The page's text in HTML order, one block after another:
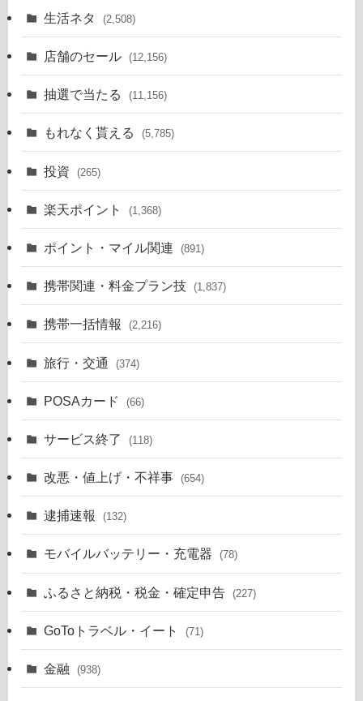
生活ネタ (2,508)
店舗のセール (12,156)
抽選で当たる (11,156)
もれなく貰える (5,785)
投資 (265)
楽天ポイント (1,368)
ポイント・マイル関連 (891)
携帯関連・料金プラン技 (1,837)
携帯一括情報 (2,216)
旅行・交通 (374)
POSAカード (66)
サービス終了 (118)
改悪・値上げ・不祥事 (654)
逮捕速報 (132)
モバイルバッテリー・充電器 (78)
ふるさと納税・税金・確定申告 (227)
GoToトラベル・イート (71)
金融 (938)